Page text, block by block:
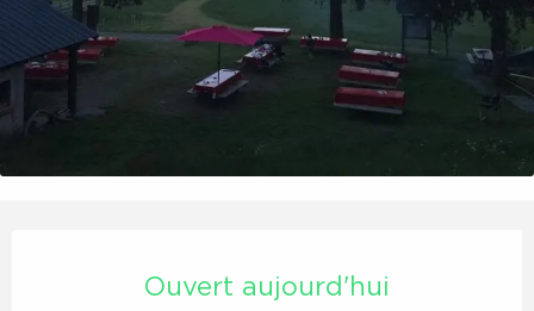
Ouvert aujourd'hui